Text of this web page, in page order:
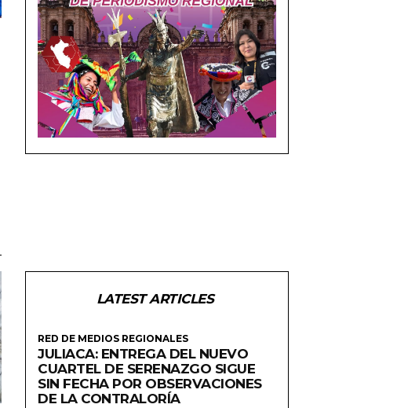
LATEST ARTICLES
RED DE MEDIOS REGIONALES
JULIACA: ENTREGA DEL NUEVO
CUARTEL DE SERENAZGO SIGUE
SIN FECHA POR OBSERVACIONES
DE LA CONTRALORÍA